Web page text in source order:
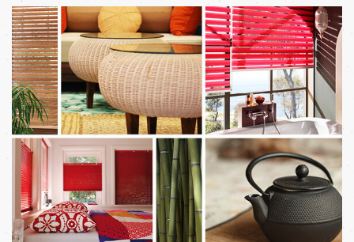
WECHSELN
DE